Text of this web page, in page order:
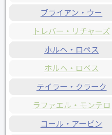
ブライアン・ウー
トレバー・リチャーズ
ホルヘ・ロペス
ホルヘ・ロペス
テイラー・クラーク
ラファエル・モンテロ
コール・アービン